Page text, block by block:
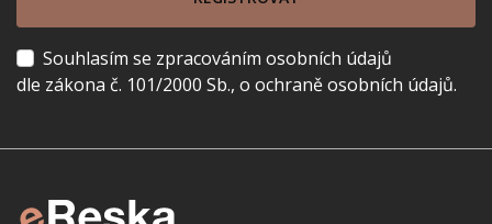
Souhlasím se zpracováním osobních údajů
dle zákona č. 101/2000 Sb., o ochraně osobních údajů.